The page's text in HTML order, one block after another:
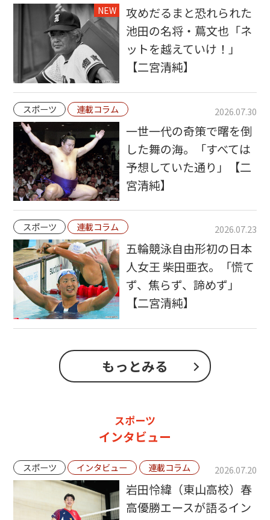
NEW
攻めだるまと恐れられた
池田の名将・蔦文也「ネ
ットを越えていけ！」
【二宮清純】
スポーツ 連載コラム 2026.07.30
一世一代の奇策で曙を倒
した舞の海。「すべては
予想していた通り」【二
宮清純】
スポーツ 連載コラム 2026.07.23
五輪競泳自由形初の日本
人女王 柴田亜衣。「慌て
ず、焦らず、諦めず」
【二宮清純】
もっとみる
スポーツ
インタビュー
スポーツ インタビュー 連載コラム 2026.07.20
岩田怜緯（東山高校）春
高優勝エースが語るイン